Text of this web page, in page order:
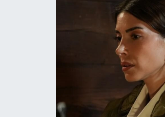
RESMİ İLANLAR